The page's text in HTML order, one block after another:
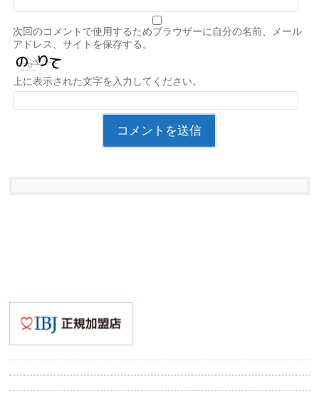
次回のコメントで使用するためブラウザーに自分の名前、メール
アドレス、サイトを保存する。
上に表示された文字を入力してください。